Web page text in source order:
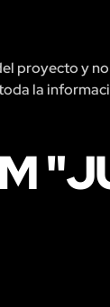
proyecto y no
la